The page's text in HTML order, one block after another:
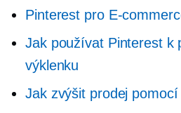
Pinterest pro E-
Jak používat Pinterest k
výklenku
Jak zvýšit prodej